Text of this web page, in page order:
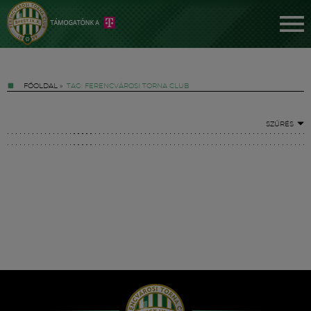
FŐOLDAL » TAG: FERENCVÁROSI TORNA CLUB
SZŰRÉS
Hírek